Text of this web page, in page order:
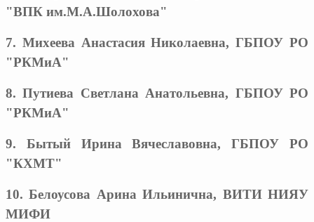
"ВПК им.М.А.Шолохова"
7. Михеева Анастасия Николаевна, ГБПОУ РО
"РКМиА"
8. Путиева Светлана Анатольевна, ГБПОУ РО
"РКМиА"
9. Бытый Ирина Вячеславовна, ГБПОУ РО
"КХМТ"
10. Белоусова Арина Ильинична, ВИТИ НИЯУ
МИФИ